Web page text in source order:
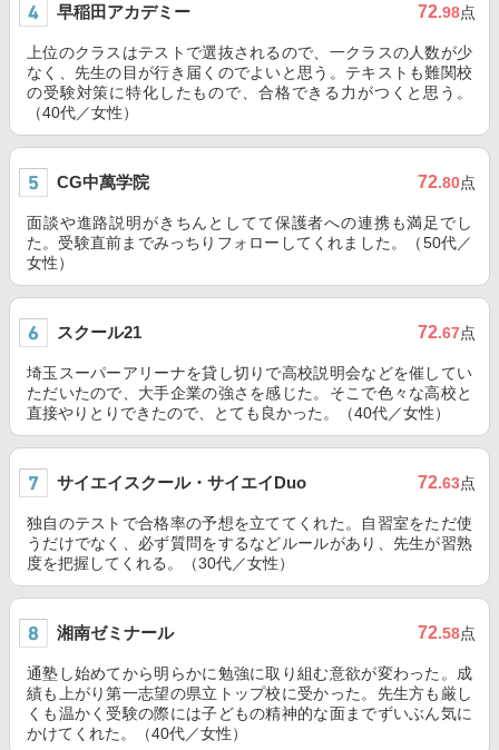
早稲田アカデミー 72.98点
上位のクラスはテストで選抜されるので、一クラスの人数が少
なく、先生の目が行き届くのでよいと思う。テキストも難関校
の受験対策に特化したもので、合格できる力がつくと思う。
（40代／女性）
CG中萬学院 72.80点
面談や進路説明がきちんとしてて保護者への連携も満足でし
た。受験直前までみっちりフォローしてくれました。（50代／
女性）
スクール21 72.67点
埼玉スーパーアリーナを貸し切りで高校説明会などを催してい
ただいたので、大手企業の強さを感じた。そこで色々な高校と
直接やりとりできたので、とても良かった。（40代／女性）
サイエイスクール・サイエイDuo 72.63点
独自のテストで合格率の予想を立ててくれた。自習室をただ使
うだけでなく、必ず質問をするなどルールがあり、先生が習熟
度を把握してくれる。（30代／女性）
湘南ゼミナール 72.58点
通塾し始めてから明らかに勉強に取り組む意欲が変わった。成
績も上がり第一志望の県立トップ校に受かった。先生方も厳し
くも温かく受験の際には子どもの精神的な面までずいぶん気に
かけてくれた。（40代／女性）